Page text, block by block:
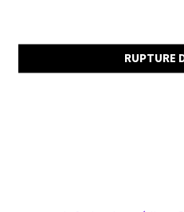
RUPTURE